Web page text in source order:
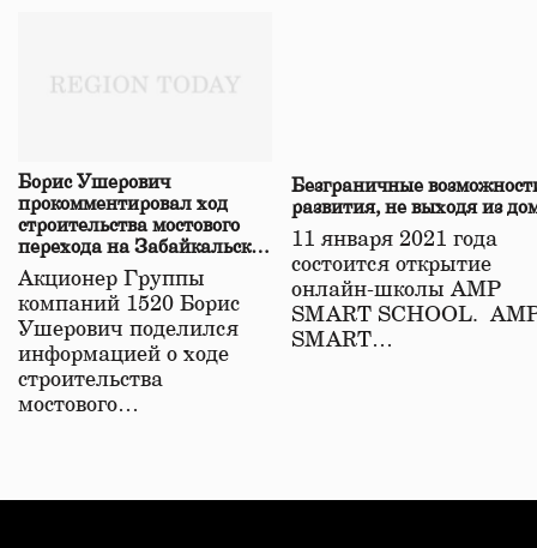
Борис Ушерович
прокомментировал ход
строительства мостового
перехода на Забайкальской
железной дороге
Акционер Группы
компаний 1520 Борис
Ушерович поделился
информацией о ходе
строительства
мостового…
Безграничные
развития, не выходя из
11 января 2021 года
состоится открытие
онлайн-школы АМР
SMART SCHOOL.
SMART…